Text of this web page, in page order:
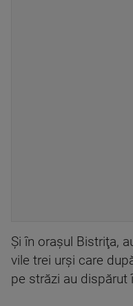
Şi în oraşul Bistriţa,
vile trei urşi care
pe străzi au dispărut